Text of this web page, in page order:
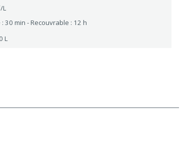
30 min - Recouvrable : 12 h
L